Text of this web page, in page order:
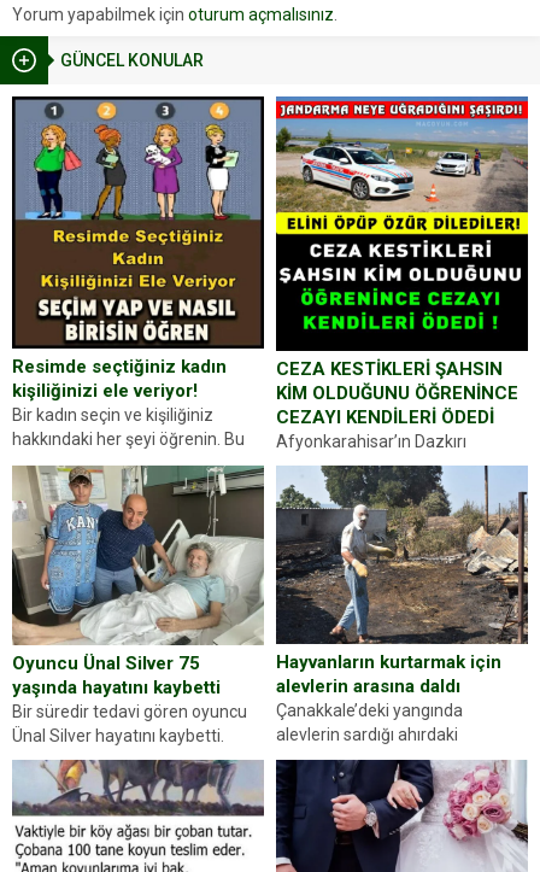
GÜNCEL KONULAR
Resimde seçtiğiniz kadın
kişiliğinizi ele veriyor!
Bir kadın seçin ve kişiliğiniz
hakkındaki her şeyi öğrenin. Bu
kez karşınıza oldukça farklı bir
kişilik testiyle çıkıyoruz. Resimde
gördüğünüz kadın figürlerinden
dikkatinizi en...
CEZA KESTİKLERİ ŞAHSIN
KİM OLDUĞUNU ÖĞRENİNCE
CEZAYI KENDİLERİ ÖDEDİ
Afyonkarahisar’ın Dazkırı
ilçesinde trafik uygulaması
yapan jandarma ekipleri
durdurdukları bir otomobilin
sürücüsünden ehliyet ve ruhsat
sorup belgelerini istedi. Sürücü
Abdurrahman Ö.nün verdiği
evraklarda eksik olduğunu...
Oyuncu Ünal Silver 75
yaşında hayatını kaybetti
Bir süredir tedavi gören oyuncu
Ünal Silver hayatını kaybetti.
Haberi, oyuncunun menajerlik
ajansı duyurdu. Renda Güner,
sosyal medya hesabında “Usta
Oyuncumuz ve çok değerli
dostumuz...
Hayvanların kurtarmak için
alevlerin arasına daldı
Çanakkale’deki yangında
alevlerin sardığı ahırdaki
hayvanlarını kurtarmak isteyen
Zeki Demir (66) ölümden döndü.
Yüzünde ve ellerinde yanıklar
oluşan Demir, kâbus dolu anları
anlattı… Merkeze bağlı...
Yorum yapabilmek için oturum açmalısınız